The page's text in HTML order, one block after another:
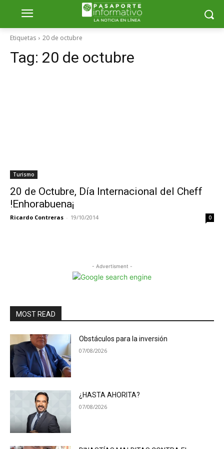
Etiquetas 20 de octubre
Tag: 20 de octubre
Turismo
20 de Octubre, Día Internacional del Cheff
!Enhorabuena¡
Ricardo Contreras - 19/10/2014 0
- Advertisment -
MOST READ
Obstáculos para la inversión
07/08/2026
¿HASTA AHORITA?
07/08/2026